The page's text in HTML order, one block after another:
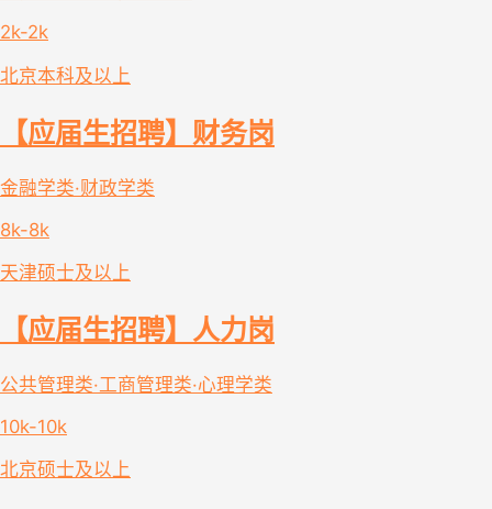
2k-2k
北京本科及以上
【应届生招聘】财务岗
金融学类·财政学类
8k-8k
天津硕士及以上
【应届生招聘】人力岗
公共管理类·工商管理类·心理学类
10k-10k
北京硕士及以上